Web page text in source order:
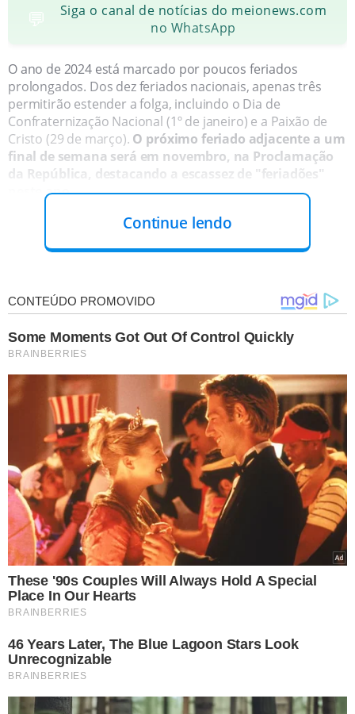
💬
Siga o canal de notícias do meionews.com
no WhatsApp
O ano de 2024 está marcado por poucos feriados
prolongados. Dos dez feriados nacionais, apenas três
permitirão estender a folga, incluindo o Dia de
Confraternização Nacional (1º de janeiro) e a Paixão de
Cristo (29 de março). O próximo feriado adjacente a um
final de semana será em novembro, na Proclamação
da República, destacando a escassez de "feriadões"
neste ano.
Continue lendo